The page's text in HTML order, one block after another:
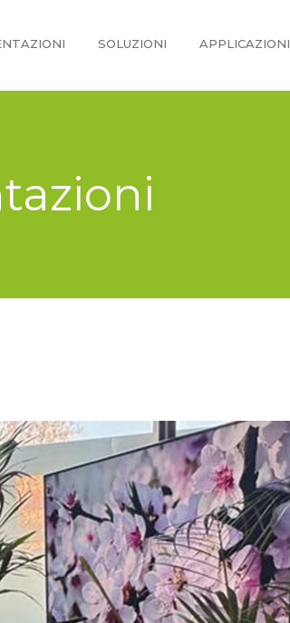
SOLUZIONI APPLICAZIONI